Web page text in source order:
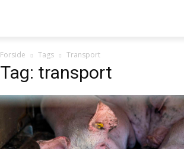
Forside Tags Transport
Tag: transport